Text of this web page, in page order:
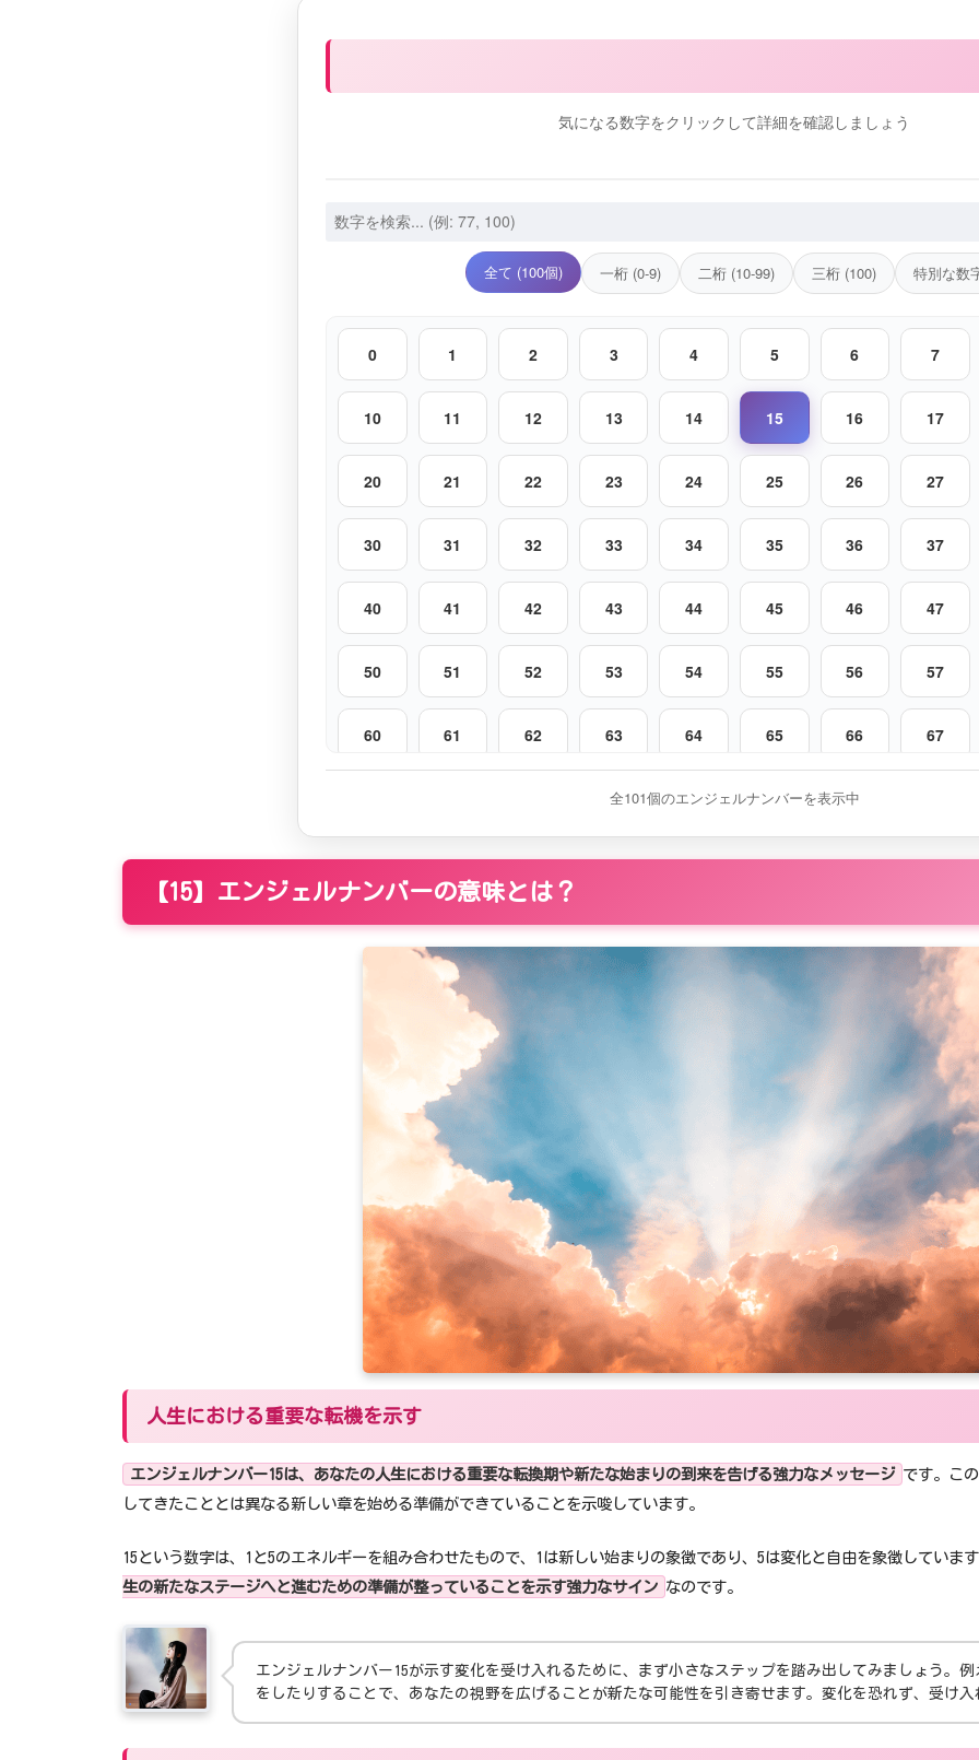
気になる数字をクリックして詳細を確認しましょう
全て (100個) 一桁 (0-9) 二桁 (10-99) 三桁 (100) 特別な数
0 1 2 3 4 5 6 7
10 11 12 13 14 15 16 17
20 21 22 23 24 25 26 27
30 31 32 33 34 35 36 37
40 41 42 43 44 45 46 47
50 51 52 53 54 55 56 57
60 61 62 63 64 65 66 67
73 74 75 76
80 81 82 83 84 85 86 87
90 91 92 93 94 95 96 97
全101個のエンジェルナンバーを表示中
【15】エンジェルナンバーの意味とは？
人生における重要な転機を示す
エンジェルナンバー15は、あなたの人生における重要な転換期や新たな始まりの到来を告げる強力なメッセージ です。こ
してきたこととは異なる新しい章を始める準備ができていることを示唆しています。
15という数字は、1と5のエネルギーを組み合わせたもので、1は新しい始まりの象徴であり、5は変化と自由を象徴していま
生の新たなステージへと進むための準備が整っていることを示す強力なサイン なのです。
エンジェルナンバー15が示す変化を受け入れるために、まず小さなステップを踏み出してみましょう。
をしたりすることで、あなたの視野を広げることが新たな可能性を引き寄せます。変化を恐れず、受け